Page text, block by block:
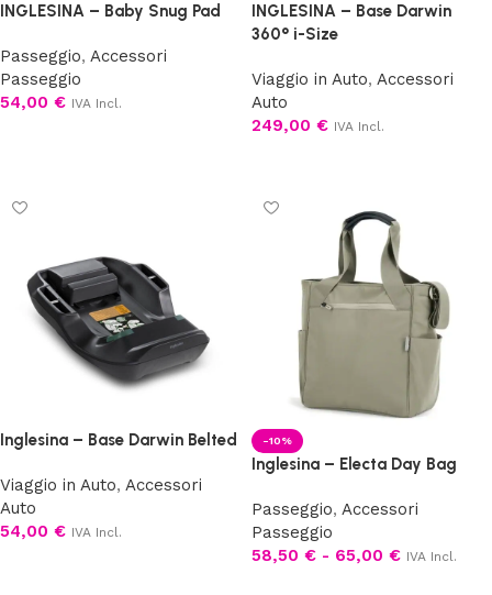
INGLESINA – Baby Snug Pad
Passeggio, Accessori
Passeggio
54,00 € IVA Incl.
INGLESINA – Base Darwin
360° i-Size
Viaggio in Auto, Accessori
Auto
249,00 € IVA Incl.
Inglesina – Base Darwin Belted
Viaggio in Auto, Accessori
Auto
54,00 € IVA Incl.
-10%
Inglesina – Electa Day Bag
Passeggio, Accessori
Passeggio
58,50 € - 65,00 € IVA Incl.